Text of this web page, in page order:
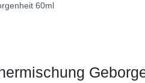
60ml